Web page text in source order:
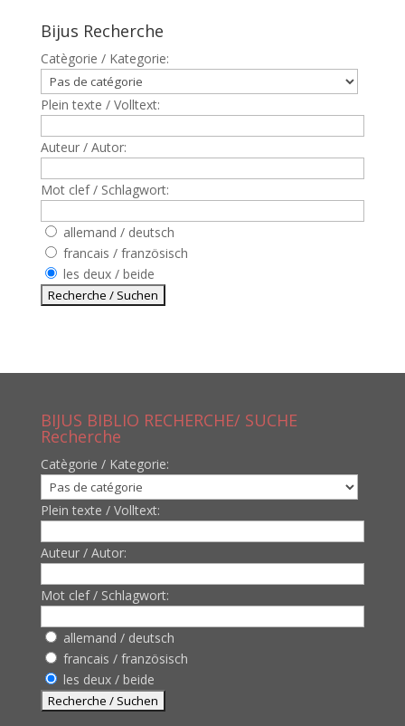
Bijus Recherche
Catègorie / Kategorie:
Plein texte / Volltext:
Auteur / Autor:
Mot clef / Schlagwort:
allemand / deutsch
francais / französisch
les deux / beide
BIJUS BIBLIO RECHERCHE/ SUCHE
Recherche
Catègorie / Kategorie:
Plein texte / Volltext:
Auteur / Autor:
Mot clef / Schlagwort:
allemand / deutsch
francais / französisch
les deux / beide